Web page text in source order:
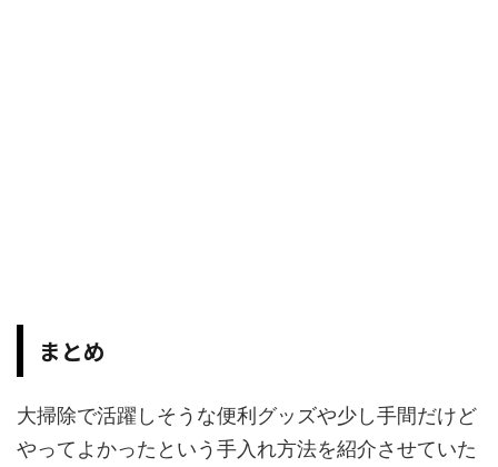
まとめ
大掃除で活躍しそうな便利グッズや少し手間だけど
やってよかったという手入れ方法を紹介させていた